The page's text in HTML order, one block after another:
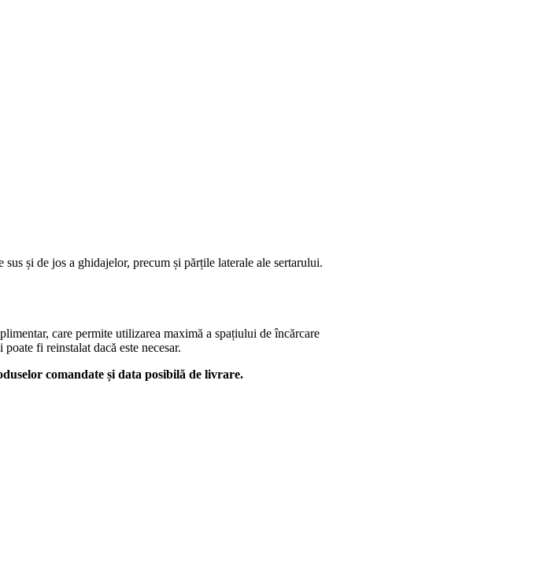
și de jos a ghidajelor, precum și părțile laterale ale sertarului.
care permite utilizarea maximă a spațiului de încărcare
fi reinstalat dacă este necesar.
comandate și data posibilă de livrare.